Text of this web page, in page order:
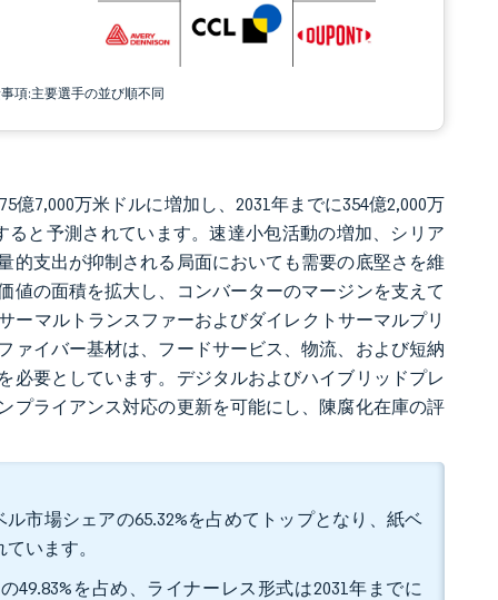
項:主要選手の並び順不同
億7,000万米ドルに増加し、2031年までに354億2,000万
ると予測されています。速達小包活動の増加、シリア
的支出が抑制される局面においても需要の底堅さを維
の面積を拡大し、コンバーターのマージンを支えて
ーマルトランスファーおよびダイレクトサーマルプリ
ァイバー基材は、フードサービス、物流、および短納
要としています。デジタルおよびハイブリッドプレ
プライアンス対応の更新を可能にし、陳腐化在庫の評
市場シェアの65.32%を占めてトップとなり、紙ベ
います。
を占め、ライナーレス形式は2031年までに